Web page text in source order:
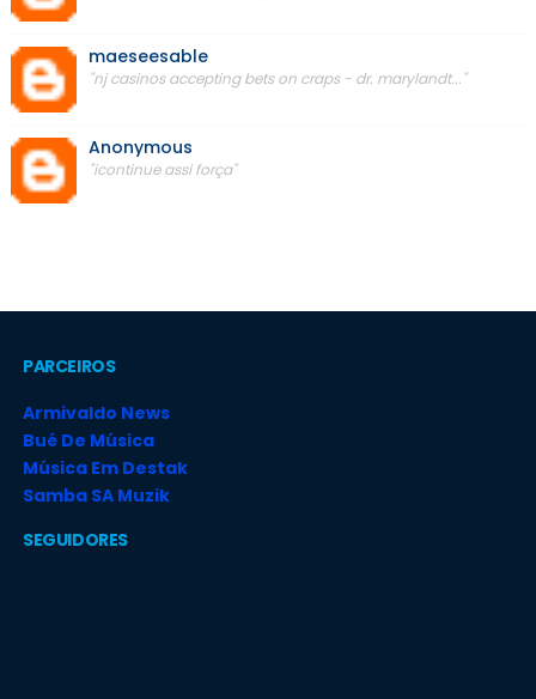
maeseesable
"nj casinos accepting bets on craps - dr. marylandt..."
Anonymous
"icontinue assi força"
PARCEIROS
Armivaldo News
Bué De Música
Música Em Destak
Samba SA Muzik
SEGUIDORES